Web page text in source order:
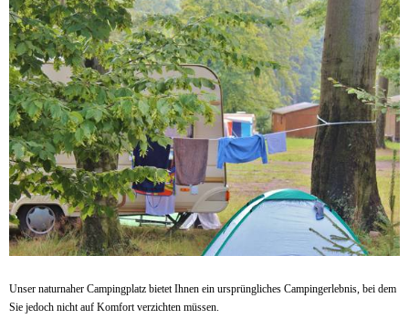
Unser naturnaher Campingplatz bietet Ihnen ein ursprüngliches Campingerlebnis, bei dem
Sie jedoch nicht auf Komfort verzichten müssen.